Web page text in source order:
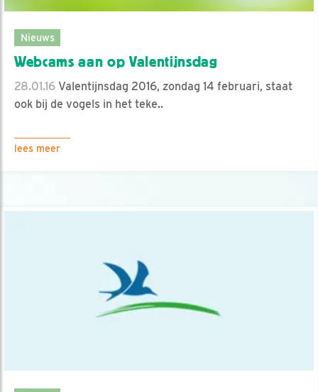
Nieuws
Webcams aan op Valentijnsdag
28.01.16 Valentijnsdag 2016, zondag 14 februari, staat
ook bij de vogels in het teke..
lees meer